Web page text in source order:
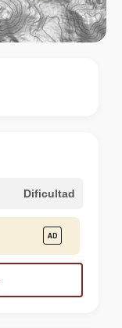
Dificultad